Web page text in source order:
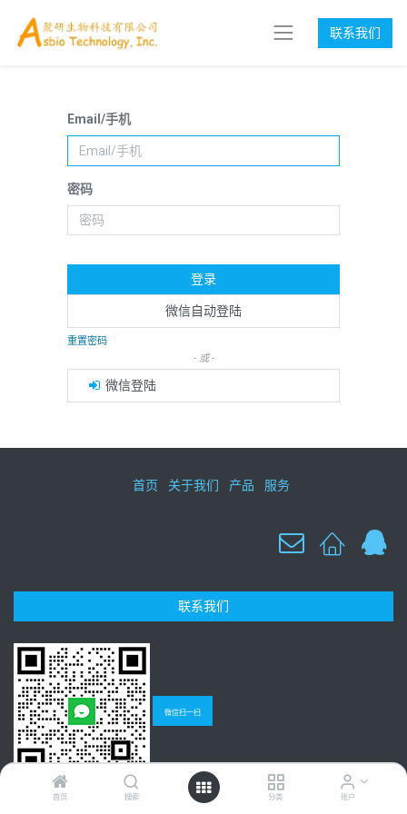
首页 搜索 分类 账户
联系我们
Email/手机
密码
登录
微信自动登陆
重置密码
- 或 -
微信登陆
首页 关于我们 产品 服务
联系我们
微信扫一扫
Copyright © 广州聚研生物科技有限公司
粤ICP备13017326号-1